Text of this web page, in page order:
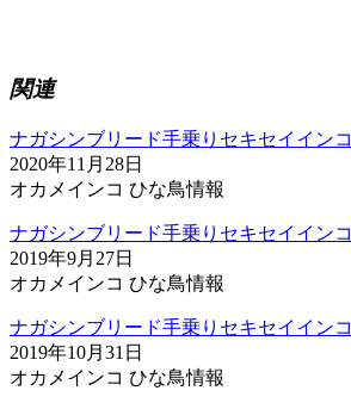
関連
ナガシンブリード手乗りセキセイインコ
2020年11月28日
オカメインコ ひな鳥情報
ナガシンブリード手乗りセキセイインコ
2019年9月27日
オカメインコ ひな鳥情報
ナガシンブリード手乗りセキセイインコ
2019年10月31日
オカメインコ ひな鳥情報